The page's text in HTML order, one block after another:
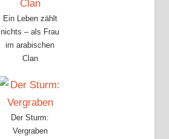
Ein Leben zählt
nichts – als Frau
im arabischen
Clan
Der Sturm:
Vergraben